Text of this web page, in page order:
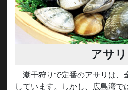
アサリ
潮干狩りで定番のアサリは、
しています。しかし、広島湾で